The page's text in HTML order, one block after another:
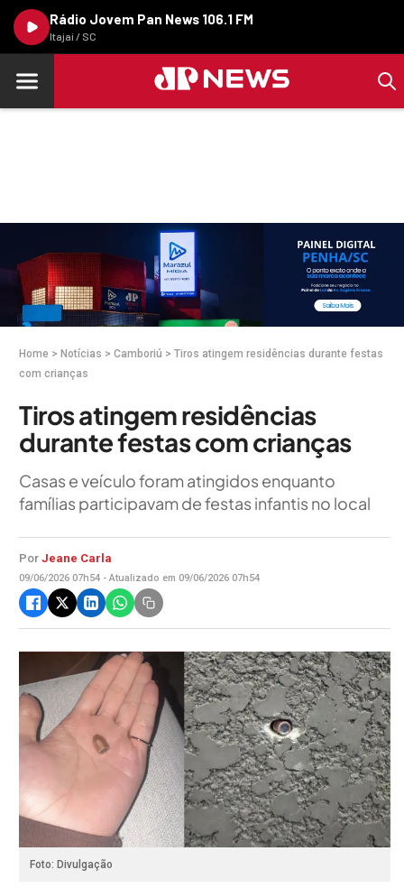
Rádio Jovem Pan News 106.1 FM
Itajaí / SC
Home > Notícias > Camboriú > Tiros atingem residências durante festas
com crianças
Tiros atingem residências
durante festas com crianças
Casas e veículo foram atingidos enquanto
famílias participavam de festas infantis no local
Por Jeane Carla
09/06/2026 07h54 - Atualizado em 09/06/2026 07h54
Foto: Divulgação